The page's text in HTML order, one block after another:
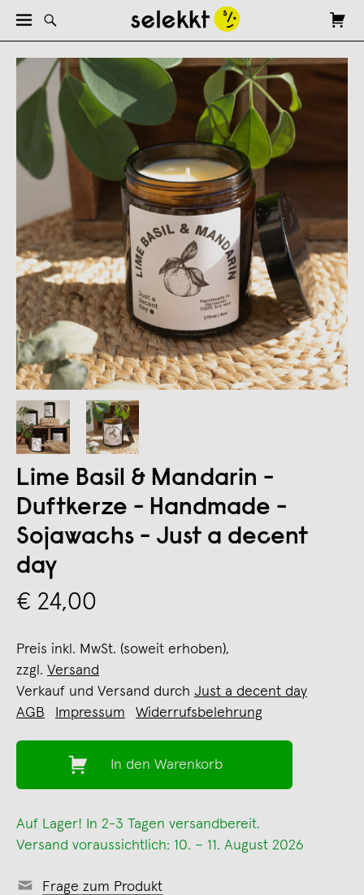
Lime Basil & Mandarin -
Duftkerze - Handmade -
Sojawachs - Just a decent
day
€ 24,00
Preis inkl. MwSt. (soweit erhoben),
zzgl. Versand
Verkauf und Versand durch Just a decent day
AGB
Impressum Widerrufsbelehrung
In den Warenkorb
Auf Lager! In 2-3 Tagen versandbereit.
Versand voraussichtlich: 10. – 11. August 2026
Frage zum Produkt